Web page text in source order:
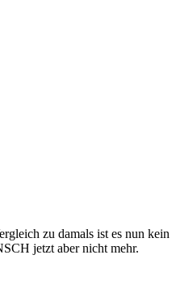
zu damals ist es nun kein
jetzt aber nicht mehr.